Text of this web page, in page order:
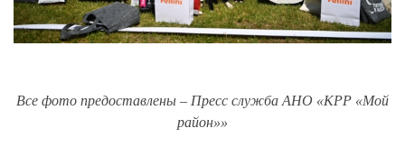
Все фото предоставлены – Пресс служба АНО «КРР «Мой
район»»